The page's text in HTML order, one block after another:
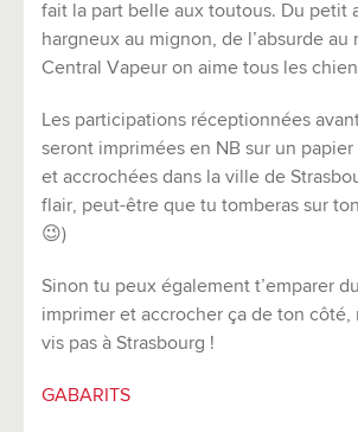
fait la part belle aux toutous. Du petit
hargneux au mignon, de l’absurde au
Central Vapeur on aime tous les
Les participations réceptionnées
seront imprimées en NB sur un
et accrochées dans la ville de
flair, peut-être que tu tomberas sur
😉)
Sinon tu peux également t’emparer
imprimer et accrocher ça de ton côté,
vis pas à Strasbourg !
GABARITS